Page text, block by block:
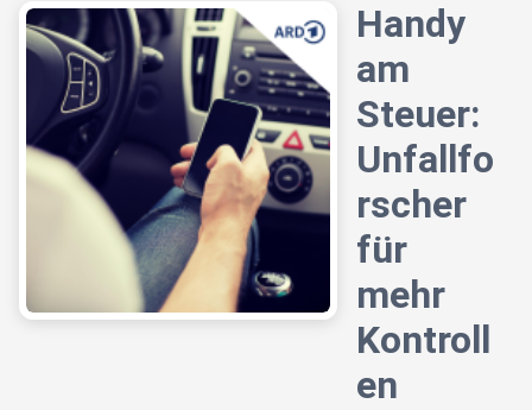
Handy
am
Steuer:
Unfallfo
rscher
für
mehr
Kontroll
en